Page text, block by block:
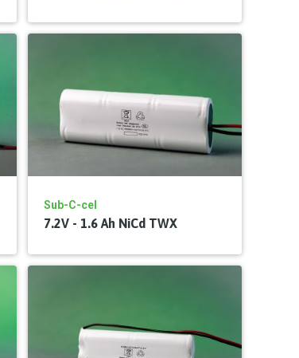
Sub-C-cel
7.2V - 1.6 Ah NiCd TWX